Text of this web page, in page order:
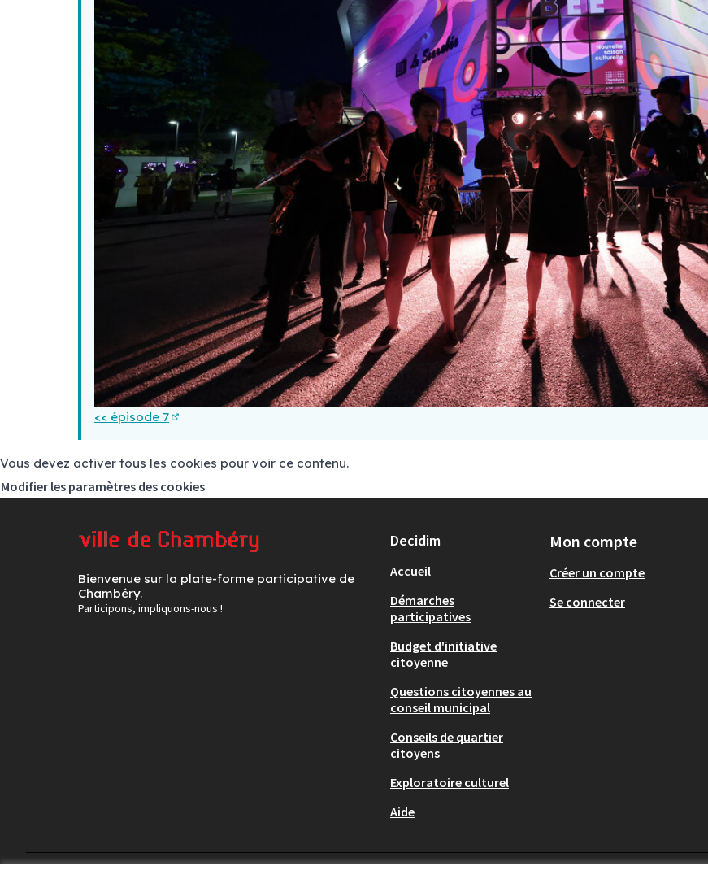
<< épisode 7
Vous devez activer tous les cookies pour voir ce contenu.
Modifier les paramètres des cookies
Bienvenue sur la plate-forme participative de
Chambéry.
Participons, impliquons-nous !
Decidim
Accueil
Démarches
participatives
Budget d'initiative
citoyenne
Questions citoyennes au
conseil municipal
Conseils de quartier
citoyens
Exploratoire culturel
Aide
Mon compte
Créer un compte
Se connecter